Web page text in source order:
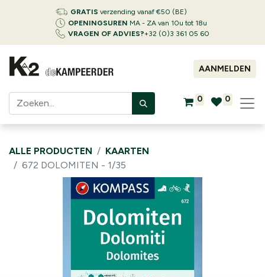
GRATIS verzending vanaf €50 (BE)
OPENINGSUREN MA - ZA van 10u tot 18u
VRAGEN OF ADVIES?+32 (0)3 361 05 60
AANMELDEN
0 0
ALLE PRODUCTEN
KAARTEN
672 DOLOMITEN - 1/35